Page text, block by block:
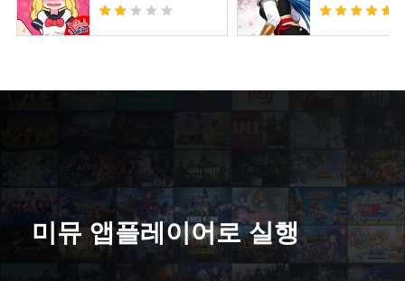
미뮤 앱플레이어로 실행